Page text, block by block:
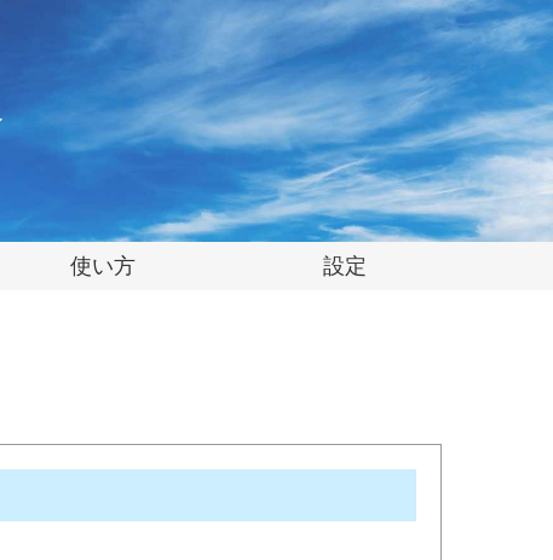
使い方 設定